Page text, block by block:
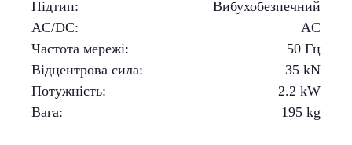
Підтип:
Вибухобезпечний
AC/DC:
AC
Частота мережі:
50 Гц
Відцентрова сила: 35 kN
Потужність: 2.2 kW
Вага: 195 kg